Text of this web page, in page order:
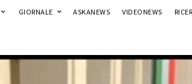
GIORNALE ASKANEWS VIDEONEWS